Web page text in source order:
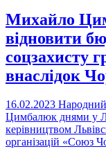
Михайло
відновити
соцзахисту
внаслідок
16.02.2023
Цимбалюк днями у
керівництвом
організацій «Союз